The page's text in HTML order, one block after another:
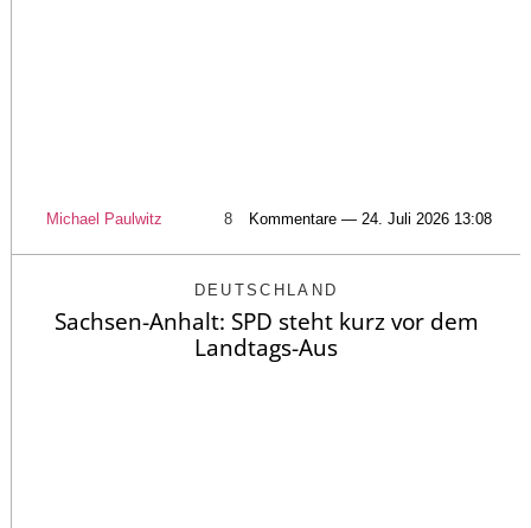
Michael Paulwitz 8 Kommentare — 24. Juli 2026 13:08
DEUTSCHLAND
Sachsen-Anhalt: SPD steht kurz vor dem
Landtags-Aus